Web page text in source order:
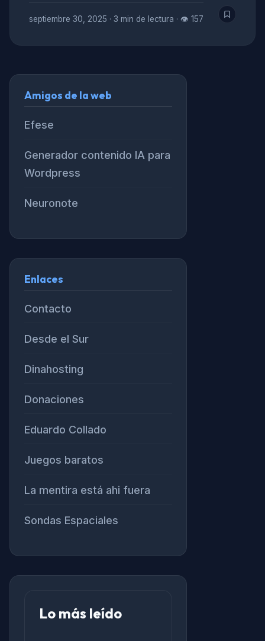
septiembre 30, 2025 · 3 min de lectura · 👁 157
Amigos de la web
Efese
Generador contenido IA para
Wordpress
Neuronote
Enlaces
Contacto
Desde el Sur
Dinahosting
Donaciones
Eduardo Collado
Juegos baratos
La mentira está ahi fuera
Sondas Espaciales
Lo más leído